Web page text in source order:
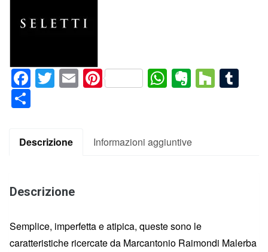
Facebook
Twitter
EmailPinterestWhatsApp
Evernote
Descrizione Informazioni aggiuntive
Descrizione
Semplice, imperfetta e atipica, queste sono le
caratteristiche ricercate da Marcantonio Raimondi Malerba